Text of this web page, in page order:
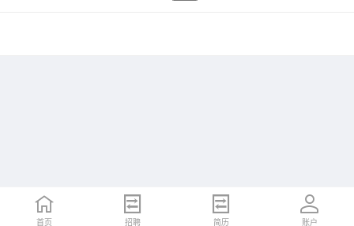
首页 招聘 简历 账户